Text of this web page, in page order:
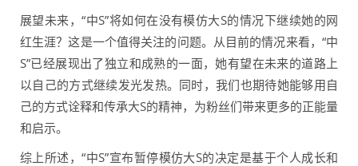
展望未来，“中S”将如何在没有模仿大S的情况下继续她的网
红生涯？这是一个值得关注的问题。从目前的情况来看，“中
S”已经展现出了独立和成熟的一面，她有望在未来的道路上
以自己的方式继续发光发热。同时，我们也期待她能够用自
己的方式诠释和传承大S的精神，为粉丝们带来更多的正能量
和启示。
综上所述，“中S”宣布暂停模仿大S的决定是基于个人成长和